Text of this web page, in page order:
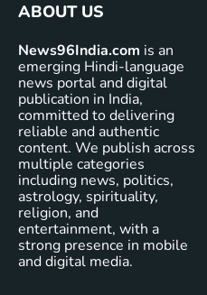
ABOUT US
News96India.com is an
emerging Hindi-language
news portal and digital
publication in India,
committed to delivering
reliable and authentic
content. We publish across
multiple categories
including news, politics,
astrology, spirituality,
religion, and
entertainment, with a
strong presence in mobile
and digital media.